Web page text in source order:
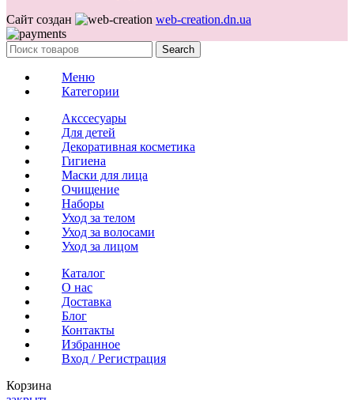
Сайт создан
web-creation.dn.ua
Search
Меню
Категории
Акссесуары
Для детей
Декоративная косметика
Гигиена
Маски для лица
Очищение
Наборы
Уход за телом
Уход за волосами
Уход за лицом
Каталог
О нас
Доставка
Блог
Контакты
Избранное
Вход / Регистрация
Корзина